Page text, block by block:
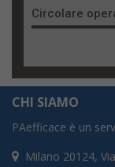
Circolare
CHI SIAMO
PAefficace è un
Milano 20124,